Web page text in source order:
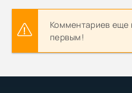
Комментариев еще
первым!